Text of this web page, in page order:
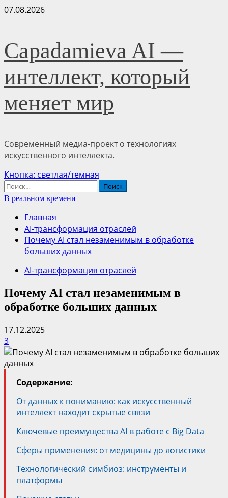
Перейти
07.08.2026
Capadamieva AI —
интеллект, который
меняет мир
Современный медиа-проект о технологиях
искусственного интеллекта.
Основное
меню
Кнопка: светлая/темная
Найти:
В реальном времени
Главная
AI-трансформация отраслей
Почему AI стал незаменимым в обработке
больших данных
AI-трансформация отраслей
Почему AI стал незаменимым в
обработке больших данных
17.12.2025
3
Содержание:
От данных к пониманию: как искусственный
интеллект находит скрытые связи
Ключевые преимущества AI в работе с Big Data
Сферы применения: от медицины до логистики
Технологический симбиоз: инструменты и
платформы